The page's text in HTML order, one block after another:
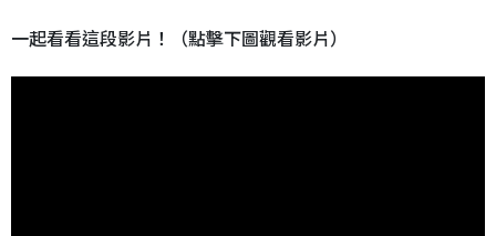
一起看看這段影片！（點擊下圖觀看影片）